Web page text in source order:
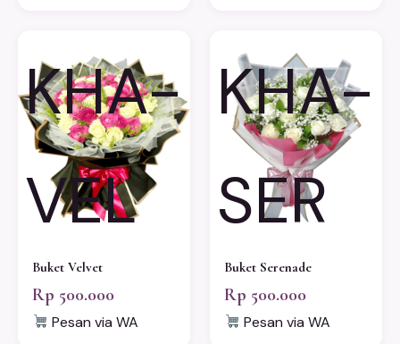
KHA-
VEL
Buket Velvet
Rp 500.000
Pesan via WA
KHA-
SER
Buket Serenade
Rp 500.000
Pesan via WA